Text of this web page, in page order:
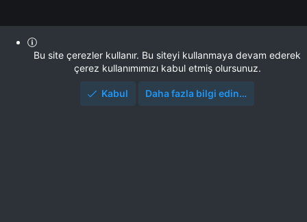
Bu site çerezler kullanır. Bu siteyi kullanmaya devam ederek
çerez kullanımımızı kabul etmiş olursunuz.
Kabul Daha fazla bilgi edin…